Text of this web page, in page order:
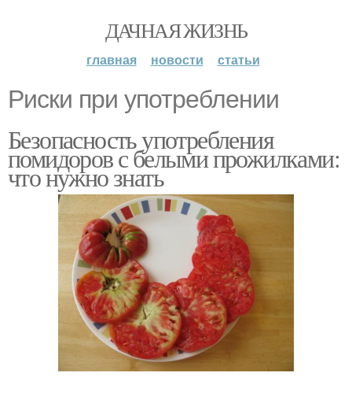
ДАЧНАЯ ЖИЗНЬ
главная новости статьи
Риски при употреблении
Безопасность употребления
помидоров с белыми прожилками:
что нужно знать